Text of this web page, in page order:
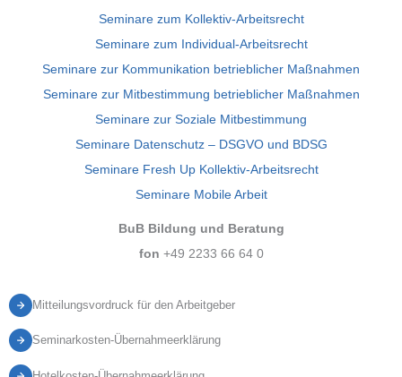
Seminare zum Kollektiv-Arbeitsrecht
Seminare zum Individual-Arbeitsrecht
Seminare zur Kommunikation betrieblicher Maßnahmen
Seminare zur Mitbestimmung betrieblicher Maßnahmen
Seminare zur Soziale Mitbestimmung
Seminare Datenschutz – DSGVO und BDSG
Seminare Fresh Up Kollektiv-Arbeitsrecht
Seminare Mobile Arbeit
BuB Bildung und Beratung
fon +49 2233 66 64 0
Mitteilungsvordruck für den Arbeitgeber
Seminarkosten-Übernahmeerklärung